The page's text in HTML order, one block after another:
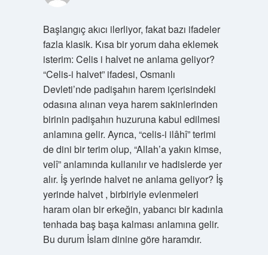
Başlangıç akıcı ilerliyor, fakat bazı ifadeler
fazla klasik. Kısa bir yorum daha eklemek
isterim: Celis i halvet ne anlama geliyor?
“Celis-i halvet” ifadesi, Osmanlı
Devleti’nde padişahın harem içerisindeki
odasına alınan veya harem sakinlerinden
birinin padişahın huzuruna kabul edilmesi
anlamına gelir. Ayrıca, “celis-i ilâhî” terimi
de dini bir terim olup, “Allah’a yakın kimse,
velî” anlamında kullanılır ve hadislerde yer
alır. İş yerinde halvet ne anlama geliyor? İş
yerinde halvet , birbiriyle evlenmeleri
haram olan bir erkeğin, yabancı bir kadınla
tenhada baş başa kalması anlamına gelir.
Bu durum İslam dinine göre haramdır.